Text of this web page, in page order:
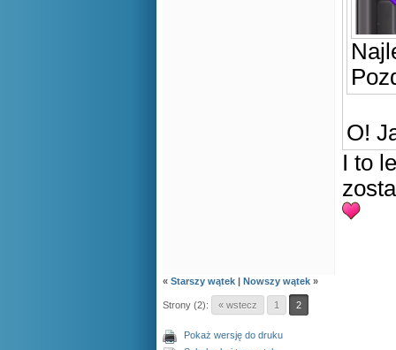
O!
I to
« Starszy wątek | Nowszy wątek »
Strony (2): « wstecz 1 2
Pokaż wersję do druku